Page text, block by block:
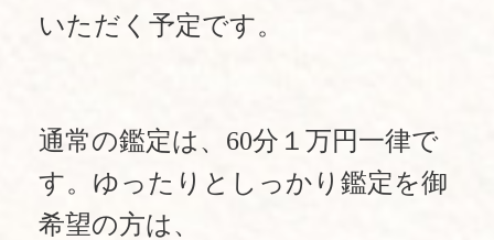
いただく予定です。
通常の鑑定は、60分１万円一律で
す。ゆったりとしっかり鑑定を御
希望の方は、